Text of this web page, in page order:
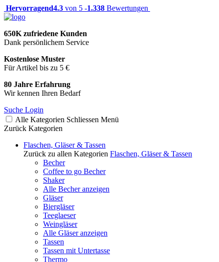
Hervorragend4.3 von 5 -1.338 Bewertungen
650K zufriedene Kunden
Dank persönlichem Service
Kostenlose Muster
Für Artikel bis zu 5 €
80 Jahre Erfahrung
Wir kennen Ihren Bedarf
Suche Login
Alle Kategorien Schliessen Menü
Zurück Kategorien
Flaschen, Gläser & Tassen
Zurück zu allen Kategorien Flaschen, Gläser & Tassen
Becher
Coffee to go Becher
Shaker
Alle Becher anzeigen
Gläser
Biergläser
Teeglaeser
Weingläser
Alle Gläser anzeigen
Tassen
Tassen mit Untertasse
Thermo